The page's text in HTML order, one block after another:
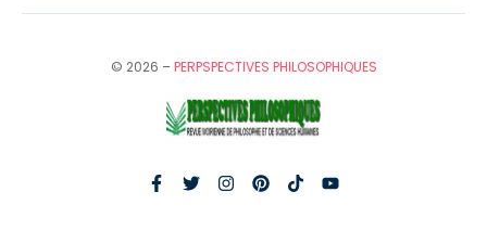
© 2026 –PERPSPECTIVES PHILOSOPHIQUES